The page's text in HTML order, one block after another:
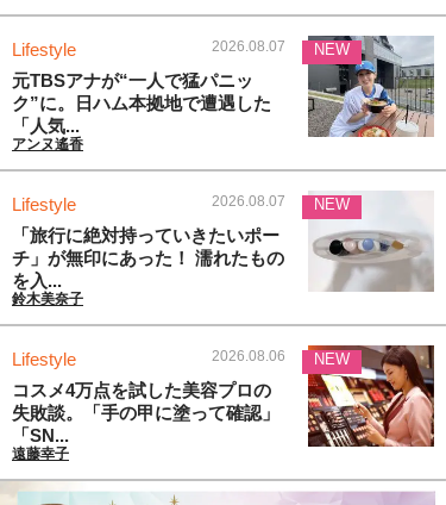
Lifestyle 2026.08.07
元TBSアナが“一人で猛パニッ
ク”に。日ハム本拠地で遭遇した
「人気...
アンヌ遙香
NEW
Lifestyle 2026.08.07
「旅行に絶対持っていきたいポー
チ」が無印にあった！ 濡れたもの
を入...
鈴木美奈子
NEW
Lifestyle 2026.08.06
コスメ4万点を試した美容プロの
失敗談。「手の甲に塗って確認」
「SN...
遠藤幸子
NEW